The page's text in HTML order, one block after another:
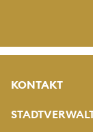
KONTAKT